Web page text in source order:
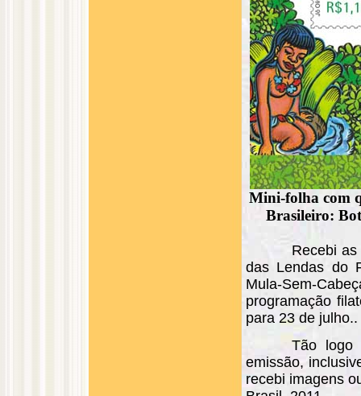
Mini-folha com
Brasileiro:
Recebi
das Lendas do
Mula-Sem-
programação
para 23 de julho..
Tão logo
emissão,
recebi imagens